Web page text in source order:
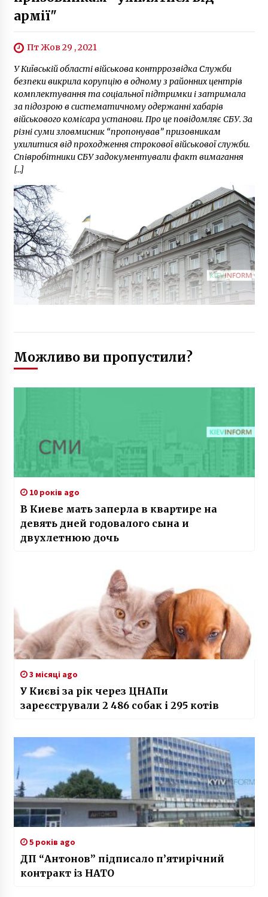
армії"
Пт Жов 29 , 2021
У Київській області військова контррозвідка Служби
безпеки викрила корупцію в одному з районних центрів
комплектування та соціальної підтримки і затримала
за підозрою в систематичному одержанні хабарів
військового комісара установи. Про це повідомляє СБУ. За
різні суми зловмисник “пропонував” призовникам
ухилитися від проходження строкової військової служби.
Співробітники СБУ задокументували факт вимагання
[…]
Можливо ви пропустили?
10 років ago
В Киеве мать заперла в квартире на
девять дней годовалого сына и
двухлетнюю дочь
3 місяці ago
У Києві за рік через ЦНАПи
зареєстрували 2 486 собак і 295 котів
5 років ago
ДП “Антонов” підписало п’ятирічний
контракт із НАТО